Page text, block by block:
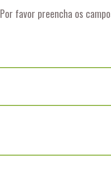
Por favor preencha os